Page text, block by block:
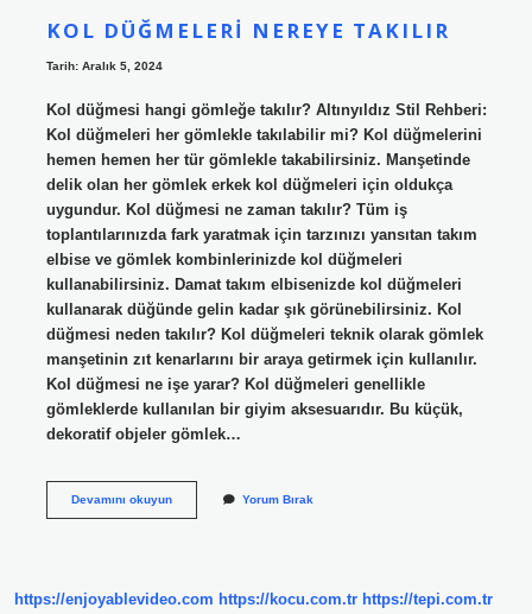
KOL DÜĞMELERI NEREYE TAKILIR
Tarih: Aralık 5, 2024
Kol düğmesi hangi gömleğe takılır? Altınyıldız Stil Rehberi:
Kol düğmeleri her gömlekle takılabilir mi? Kol düğmelerini
hemen hemen her tür gömlekle takabilirsiniz. Manşetinde
delik olan her gömlek erkek kol düğmeleri için oldukça
uygundur. Kol düğmesi ne zaman takılır? Tüm iş
toplantılarınızda fark yaratmak için tarzınızı yansıtan takım
elbise ve gömlek kombinlerinizde kol düğmeleri
kullanabilirsiniz. Damat takım elbisenizde kol düğmeleri
kullanarak düğünde gelin kadar şık görünebilirsiniz. Kol
düğmesi neden takılır? Kol düğmeleri teknik olarak gömlek
manşetinin zıt kenarlarını bir araya getirmek için kullanılır.
Kol düğmesi ne işe yarar? Kol düğmeleri genellikle
gömleklerde kullanılan bir giyim aksesuarıdır. Bu küçük,
dekoratif objeler gömlek…
Devamını okuyunKol
Yorum Bırak
https://enjoyablevideo.com https://kocu.com.tr https://tepi.com.tr